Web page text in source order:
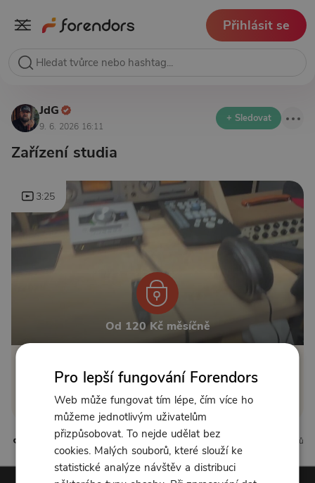
Přihlásit se
JdG
9. 6. 2026 16:11
+ Sledovat
Zařízení studia
3:25
Od 120 Kč měsíčně
Klikněte pro odemčení
nebo sepřihlaste
0 komentářů
Pro lepší fungování Forendors
Web může fungovat tím lépe, čím více ho
můžeme jednotlivým uživatelům
přizpůsobovat. To nejde udělat bez
cookies. Malých souborů, které slouží ke
statistické analýze návštěv a distribuci